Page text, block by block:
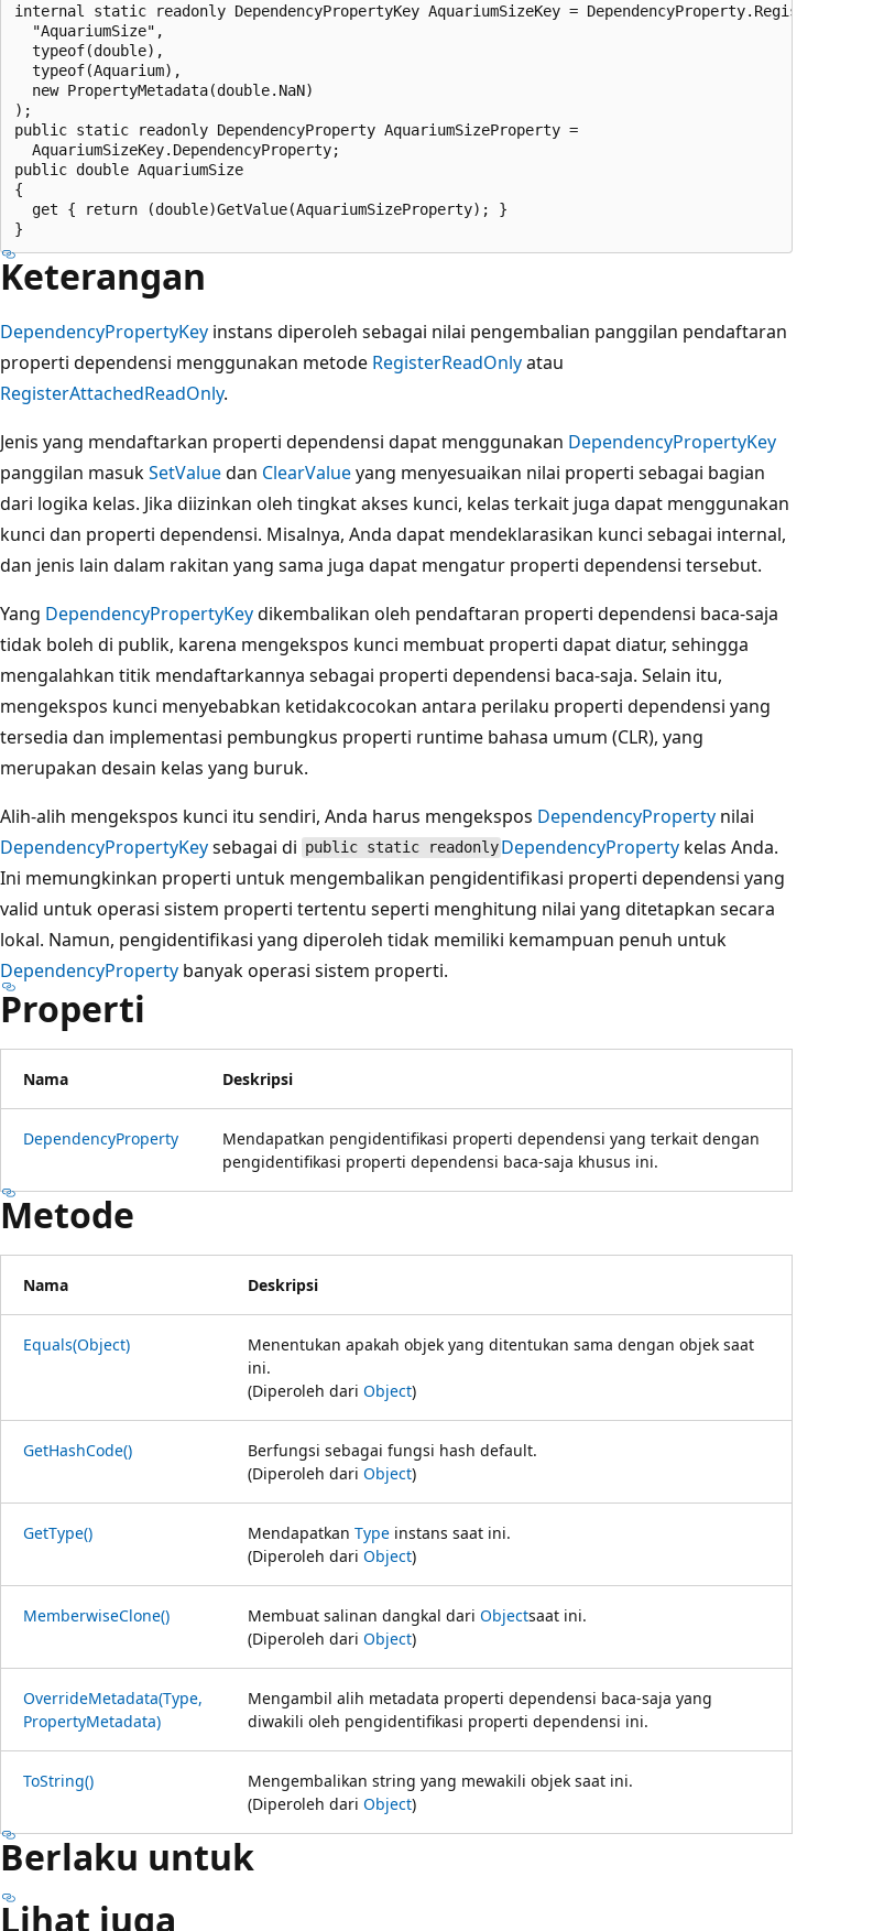
internal static readonly DependencyPropertyKey AquariumSizeKey =
  "AquariumSize",
  typeof(double),
  typeof(Aquarium),
  new PropertyMetadata(double.NaN)
);
public static readonly DependencyProperty AquariumSizeProperty =
  AquariumSizeKey.DependencyProperty;
public double AquariumSize
{
  get { return (double)GetValue(AquariumSizeProperty); }
Keterangan
DependencyPropertyKey instans diperoleh sebagai nilai pengembalian panggilan pendaftaran
properti dependensi menggunakan metode RegisterReadOnlyatau
RegisterAttachedReadOnly.
Jenis yang mendaftarkan properti dependensi dapat menggunakan DependencyPropertyKey
panggilan masukSetValuedan ClearValueyang menyesuaikan nilai properti sebagai bagian
dari logika kelas. Jika diizinkan oleh tingkat akses kunci, kelas terkait juga dapat menggunakan
kunci dan properti dependensi. Misalnya, Anda dapat mendeklarasikan kunci sebagai internal,
dan jenis lain dalam rakitan yang sama juga dapat mengatur properti dependensi tersebut.
Yang DependencyPropertyKeydikembalikan oleh pendaftaran properti dependensi baca-saja
tidak boleh di publik, karena mengekspos kunci membuat properti dapat diatur, sehingga
mengalahkan titik mendaftarkannya sebagai properti dependensi baca-saja. Selain itu,
mengekspos kunci menyebabkan ketidakcocokan antara perilaku properti dependensi yang
tersedia dan implementasi pembungkus properti runtime bahasa umum (CLR), yang
merupakan desain kelas yang buruk.
Alih-alih mengekspos kunci itu sendiri, Anda harus mengekspos DependencyProperty nilai
DependencyPropertyKeysebagai di public static readonly DependencyProperty kelas Anda.
Ini memungkinkan properti untuk mengembalikan pengidentifikasi properti dependensi yang
valid untuk operasi sistem properti tertentu seperti menghitung nilai yang ditetapkan secara
lokal. Namun, pengidentifikasi yang diperoleh tidak memiliki kemampuan penuh untuk
DependencyProperty banyak operasi sistem properti.
Properti
Nama Deskripsi
DependencyProperty
Mendapatkan pengidentifikasi properti dependensi yang terkait dengan
pengidentifikasi properti dependensi baca-saja khusus ini.
Metode
Nama Deskripsi
Equals(Object)
Menentukan apakah objek yang ditentukan sama dengan objek saat
ini.
(Diperoleh dari Object)
GetHashCode()
Berfungsi sebagai fungsi hash default.
(Diperoleh dari Object)
GetType() Mendapatkan Type instans saat ini.
(Diperoleh dari Object)
MemberwiseClone() Membuat salinan dangkal dari Objectsaat ini.
(Diperoleh dari Object)
OverrideMetadata(Type,
PropertyMetadata)
Mengambil alih metadata properti dependensi baca-saja yang
diwakili oleh pengidentifikasi properti dependensi ini.
ToString()
Mengembalikan string yang mewakili objek saat ini.
(Diperoleh dari Object)
Berlaku untuk
Lihat juga